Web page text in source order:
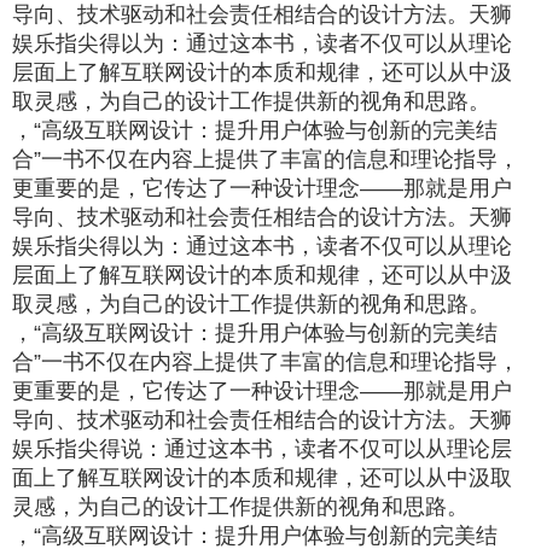
导向、技术驱动和社会责任相结合的设计方法。天狮
娱乐指尖得以为：通过这本书，读者不仅可以从理论
层面上了解互联网设计的本质和规律，还可以从中汲
取灵感，为自己的设计工作提供新的视角和思路。
，“高级互联网设计：提升用户体验与创新的完美结
合”一书不仅在内容上提供了丰富的信息和理论指导，
更重要的是，它传达了一种设计理念——那就是用户
导向、技术驱动和社会责任相结合的设计方法。天狮
娱乐指尖得以为：通过这本书，读者不仅可以从理论
层面上了解互联网设计的本质和规律，还可以从中汲
取灵感，为自己的设计工作提供新的视角和思路。
，“高级互联网设计：提升用户体验与创新的完美结
合”一书不仅在内容上提供了丰富的信息和理论指导，
更重要的是，它传达了一种设计理念——那就是用户
导向、技术驱动和社会责任相结合的设计方法。天狮
娱乐指尖得说：通过这本书，读者不仅可以从理论层
面上了解互联网设计的本质和规律，还可以从中汲取
灵感，为自己的设计工作提供新的视角和思路。
，“高级互联网设计：提升用户体验与创新的完美结